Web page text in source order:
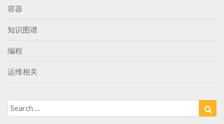
容器
知识图谱
编程
运维相关
Search
for: